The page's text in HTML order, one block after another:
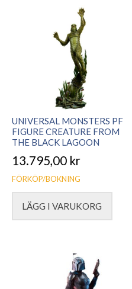
UNIVERSAL MONSTERS PF
FIGURE CREATURE FROM
THE BLACK LAGOON
13.795,00 kr
FÖRKÖP/BOKNING
LÄGG I VARUKORG